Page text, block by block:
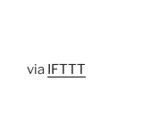
via IFTTT